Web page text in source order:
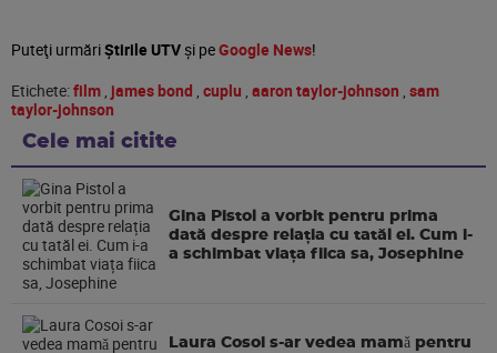
Puteţi urmăriȘtirile UTVşi peGoogle News!
Etichete:film , james bond , cuplu , aaron taylor-johnson , sam
taylor-johnson
Cele mai citite
Gina Pistol a vorbit pentru prima
dată despre relația cu tatăl ei. Cum i-
a schimbat viața fiica sa, Josephine
Laura Cosoi s-ar vedea mamǎ pentru